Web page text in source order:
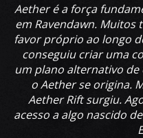
Aether é a força
em Ravendawn.
favor próprio ao longo
conseguiu criar uma
um plano alternativo
o Aether se origina.
Aether Rift surgiu.
acesso a algo nascido